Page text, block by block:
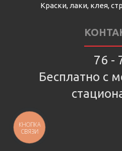
Краски, лаки, клея,
76 -
Бесплатно с
КНОПКА
СВЯЗИ